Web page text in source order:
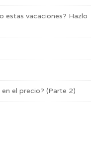
estas vacaciones? Hazlo
el precio? (Parte 2)